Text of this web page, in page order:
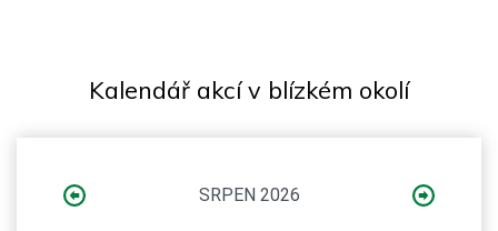
Kalendář akcí v blízkém okolí
SRPEN 2026